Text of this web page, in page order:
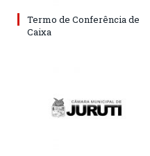
Termo de Conferência de
Caixa